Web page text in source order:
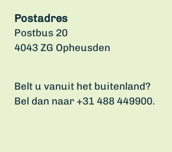
Postadres
Postbus 20
4043 ZG Opheusden
Belt u vanuit het buitenland?
Bel dan naar +31 488 449900.